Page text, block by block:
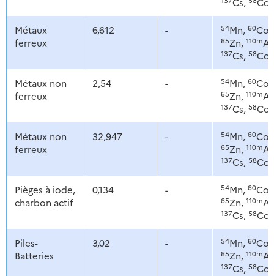
Métaux
ferreux
6,612 - 54Mn, 60Co,
65Zn, 110m
137Cs, 58Co
Métaux non
ferreux
2,54 - 54Mn, 60Co,
65Zn, 110m
137Cs, 58Co
Métaux non
ferreux
32,947 - 54Mn, 60Co,
65Zn, 110m
137Cs, 58Co
Pièges à iode,
charbon actif
0,134 - 54Mn, 60Co,
65Zn, 110m
137Cs, 58Co
Piles-
Batteries
3,02 - 54Mn, 60Co,
65Zn, 110m
137Cs, 58Co